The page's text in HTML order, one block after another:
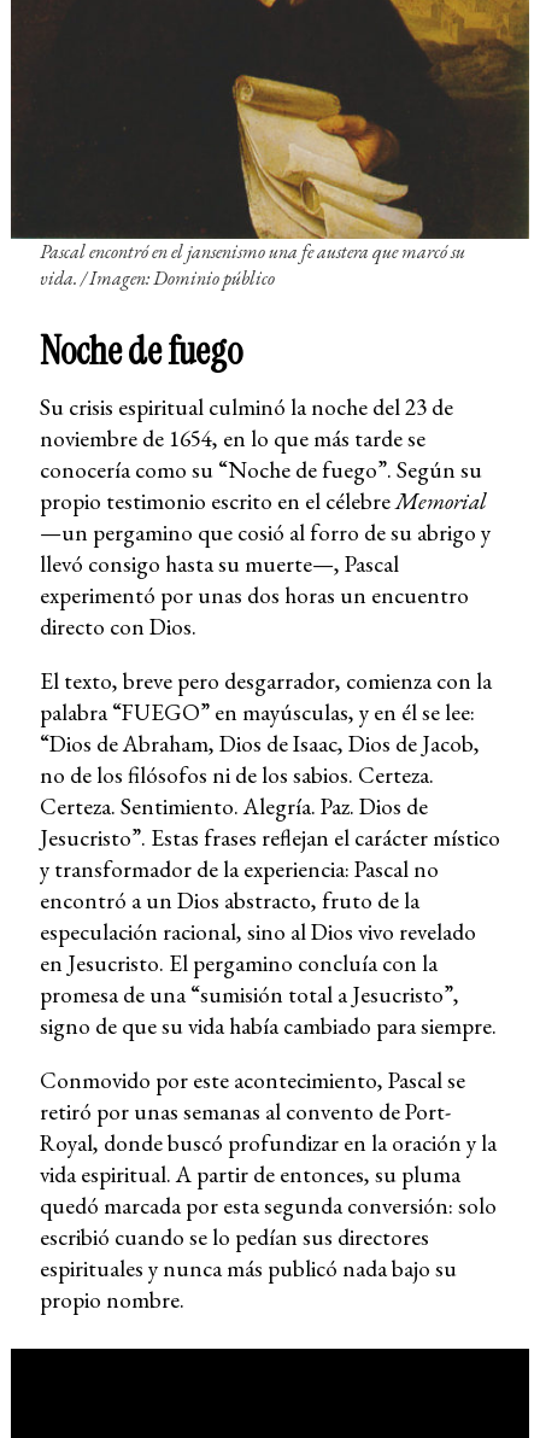
Pascal encontró en el jansenismo una fe austera que marcó su
vida. / Imagen: Dominio público
Noche de fuego
Su crisis espiritual culminó la noche del 23 de
noviembre de 1654, en lo que más tarde se
conocería como su “Noche de fuego”. Según su
propio testimonio escrito en el célebreMemorial
—un pergamino que cosió al forro de su abrigo y
llevó consigo hasta su muerte—, Pascal
experimentó por unas dos horas un encuentro
directo con Dios.
El texto, breve pero desgarrador, comienza con la
palabra “FUEGO” en mayúsculas, y en él se lee:
“Dios de Abraham, Dios de Isaac, Dios de Jacob,
no de los filósofos ni de los sabios. Certeza.
Certeza. Sentimiento. Alegría. Paz. Dios de
Jesucristo”. Estas frases reflejan el carácter místico
y transformador de la experiencia: Pascal no
encontró a un Dios abstracto, fruto de la
especulación racional, sino al Dios vivo revelado
en Jesucristo. El pergamino concluía con la
promesa de una “sumisión total a Jesucristo”,
signo de que su vida había cambiado para siempre.
Conmovido por este acontecimiento, Pascal se
retiró por unas semanas al convento de Port-
Royal, donde buscó profundizar en la oración y la
vida espiritual. A partir de entonces, su pluma
quedó marcada por esta segunda conversión: solo
escribió cuando se lo pedían sus directores
espirituales y nunca más publicó nada bajo su
propio nombre.